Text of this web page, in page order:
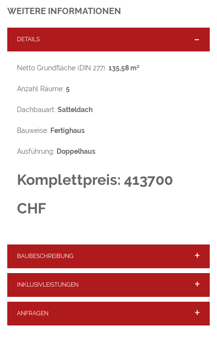
WEITERE INFORMATIONEN
DETAILS
Netto Grundfläche (DIN 277): 135,58 m²
Anzahl Räume: 5
Dachbauart: Satteldach
Bauweise: Fertighaus
Ausführung: Doppelhaus
Komplettpreis: 413700
CHF
BAUBESCHREIBUNG
INKLUSIVLEISTUNGEN
ANFRAGEN